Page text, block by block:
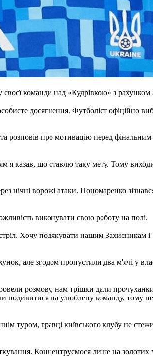
команди над «Кудрівкою» з
досягнення. Футболіст офіційно
розповів про мотивацію перед
я казав, що ставлю таку мету. Тому
нічні ворожі атаки. Пономаренко
виконувати свою роботу на полі.
Хочу подякувати нашим
але згодом пропустили два м'ячі у
розмову, нам трішки дали
на улюблену команду, тому
туром, гравці київського клубу не
Концентруємося лише на